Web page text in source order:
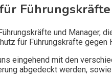
und Manager,
für Führungskräfte
eingehend mit den
abgedeckt werden,